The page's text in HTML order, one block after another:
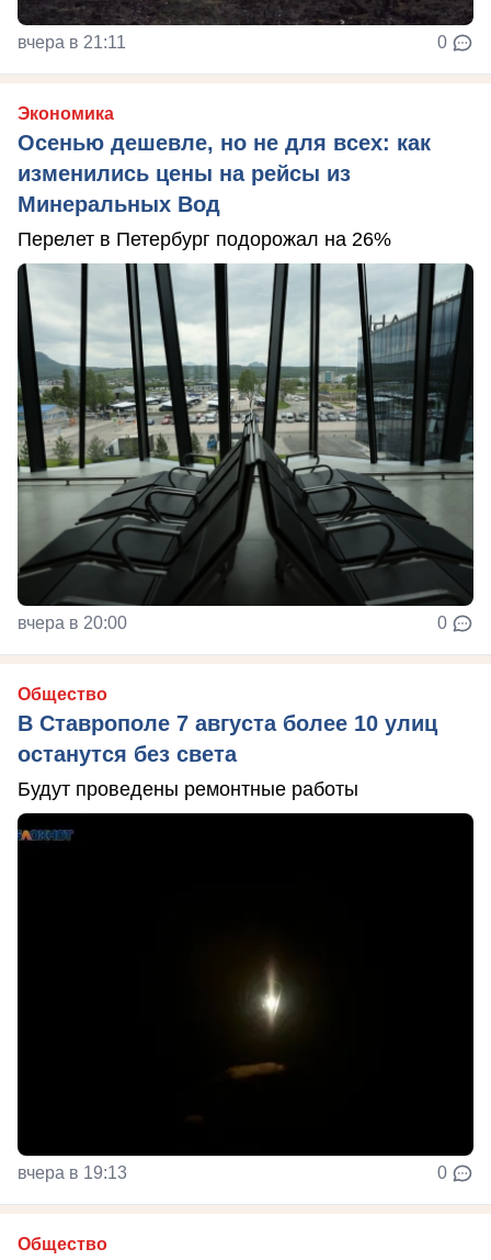
вчера в 21:11 0
Экономика
Осенью дешевле, но не для всех: как
изменились цены на рейсы из
Минеральных Вод
Перелет в Петербург подорожал на 26%
вчера в 20:00 0
Общество
В Ставрополе 7 августа более 10 улиц
останутся без света
Будут проведены ремонтные работы
вчера в 19:13 0
Общество